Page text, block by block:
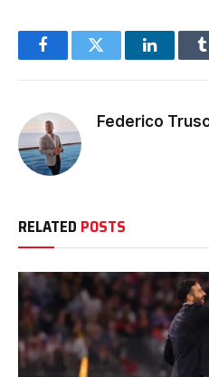
FacebookTwitter LinkedIn
Federico
RELATED POSTS